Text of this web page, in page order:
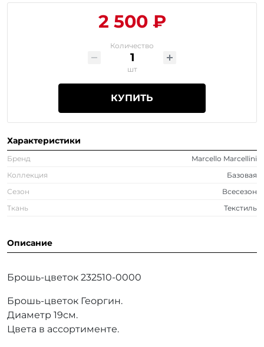
2 500 ₽
Количество
шт
КУПИТЬ
Характеристики
Бренд
Marcello Marcellini
Коллекция
Базовая
Сезон
Всесезон
Ткань
Текстиль
Описание
Брошь-цветок 232510-0000
Брошь-цветок Георгин.
Диаметр 19см.
Цвета в ассортименте.